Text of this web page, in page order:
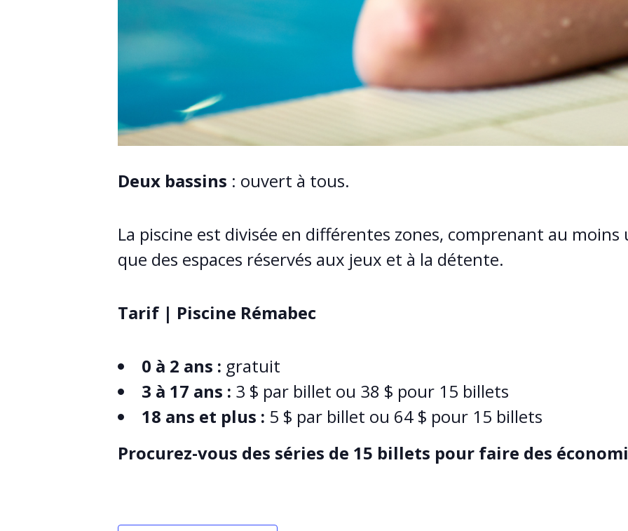
Deux bassins : ouvert à tous.
La piscine est divisée en différentes zones, comprenant au
que des espaces réservés aux jeux et à la détente.
Tarif | Piscine Rémabec
0 à 2 ans : gratuit
3 à 17 ans : 3 $ par billet ou 38 $ pour 15 billets
18 ans et plus : 5 $ par billet ou 64 $ pour 15 billets
Procurez-vous des séries de 15 billets pour faire des